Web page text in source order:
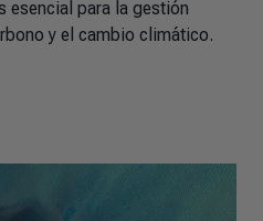
esencial para la gestión
y el cambio climático.